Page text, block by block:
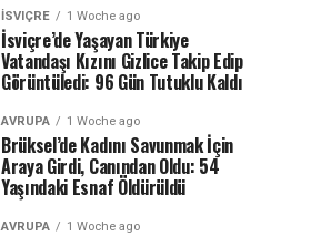
İSVIÇRE 1 Woche ago
İsviçre’de Yaşayan Türkiye
Vatandaşı Kızını Gizlice Takip Edip
Görüntüledi: 96 Gün Tutuklu Kaldı
AVRUPA 1 Woche ago
Brüksel’de Kadını Savunmak İçin
Araya Girdi, Canından Oldu: 54
Yaşındaki Esnaf Öldürüldü
AVRUPA 1 Woche ago